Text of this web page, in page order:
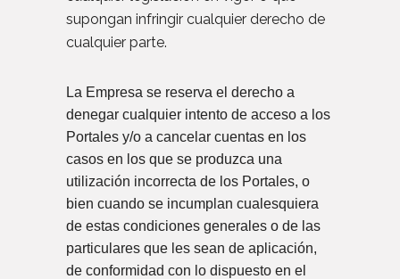
supongan infringir cualquier derecho de
cualquier parte.
La Empresa se reserva el derecho a
denegar cualquier intento de acceso a los
Portales y/o a cancelar cuentas en los
casos en los que se produzca una
utilización incorrecta de los Portales, o
bien cuando se incumplan cualesquiera
de estas condiciones generales o de las
particulares que les sean de aplicación,
de conformidad con lo dispuesto en el